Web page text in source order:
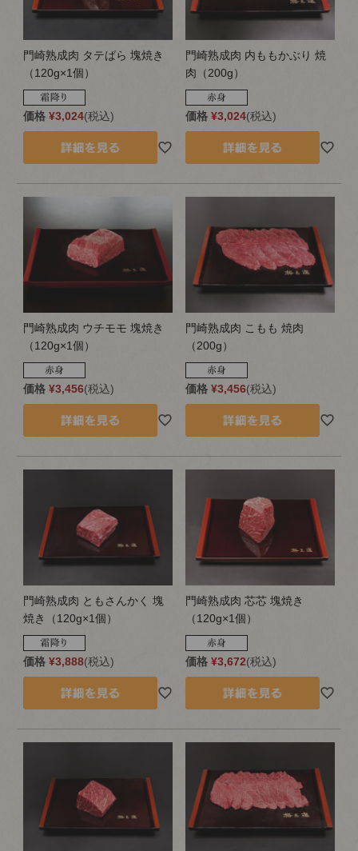
門崎熟成肉 タテばら 塊焼き
（120g×1個）
価格 ¥3,024 税込
門崎熟成肉 内ももかぶり 焼
肉（200g）
価格 ¥3,024 税込
門崎熟成肉 ウチモモ 塊焼き
（120g×1個）
価格 ¥3,456 税込
門崎熟成肉 こもも 焼肉
（200g）
価格 ¥3,456 税込
門崎熟成肉 ともさんかく 塊
焼き（120g×1個）
価格 ¥3,888 税込
門崎熟成肉 芯芯 塊焼き
（120g×1個）
価格 ¥3,672 税込